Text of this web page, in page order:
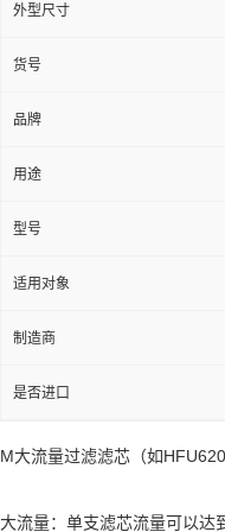
外型尺寸
货号
品牌
用途
型号
适用对象
制造商
是否进口
M大流量过滤滤芯（如
大流量：单支滤芯流量可以达